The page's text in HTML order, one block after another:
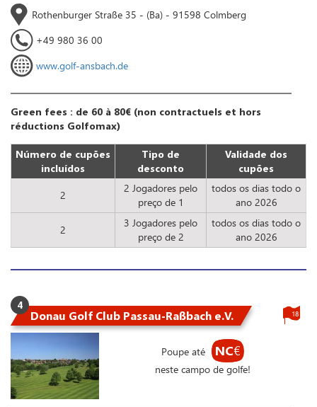
Rothenburger Straße 35 - (Ba) - 91598 Colmberg
+49 980 36 00
www.golf-ansbach.de
Green fees : de 60 à 80€ (non contractuels et hors
réductions Golfomax)
Número de cupões
incluídos
Tipo de
desconto
Validade dos
cupões
2
2 Jogadores pelo
preço de 1
todos os dias todo o
ano 2026
2
3 Jogadores pelo
preço de 2
todos os dias todo o
ano 2026
4
Donau Golf Club Passau-Raßbach e.V.
Poupe até NC€
neste campo de golfe!
18